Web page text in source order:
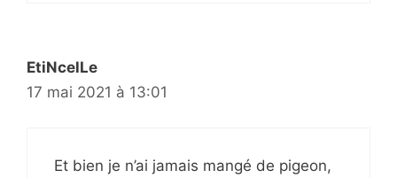
EtiNcelLe
17 mai 2021 à 13:01
Et bien je n’ai jamais mangé de pigeon,